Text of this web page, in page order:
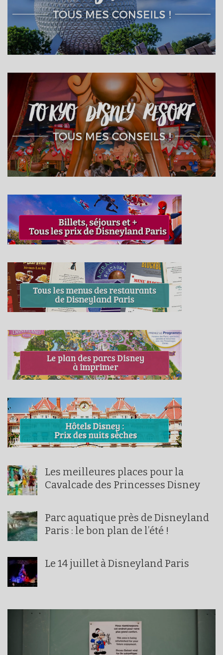
Les meilleures places pour la
Cavalcade des Princesses Disney
Parc aquatique près de Disneyland
Paris : le bon plan de l’été !
Le 14 juillet à Disneyland Paris